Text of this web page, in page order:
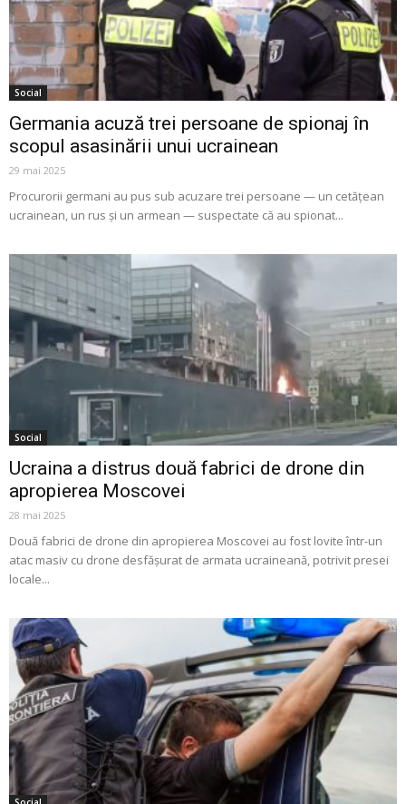
Social
Germania acuză trei persoane de spionaj în
scopul asasinării unui ucrainean
29 mai 2025
Procurorii germani au pus sub acuzare trei persoane — un cetățean
ucrainean, un rus și un armean — suspectate că au spionat...
Social
Ucraina a distrus două fabrici de drone din
apropierea Moscovei
28 mai 2025
Două fabrici de drone din apropierea Moscovei au fost lovite într-un
atac masiv cu drone desfășurat de armata ucraineană, potrivit presei
locale...